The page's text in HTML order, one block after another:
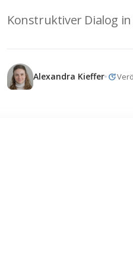
Konstruktiver Dialog
Alexandra Kieffer update